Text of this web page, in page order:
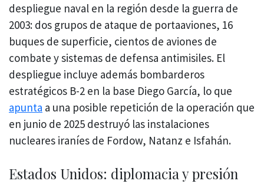
despliegue naval en la región desde la guerra de
2003: dos grupos de ataque de portaaviones, 16
buques de superficie, cientos de aviones de
combate y sistemas de defensa antimisiles. El
despliegue incluye además bombarderos
estratégicos B-2 en la base Diego García, lo que
apunta a una posible repetición de la operación que
en junio de 2025 destruyó las instalaciones
nucleares iraníes de Fordow, Natanz e Isfahán.
Estados Unidos: diplomacia y presión